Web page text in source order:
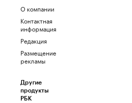
О компании
Контактная
информация
Редакция
Размещение
рекламы
Другие
продукты
РБК